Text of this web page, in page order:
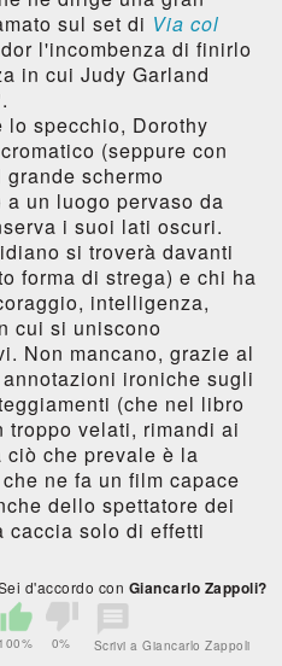
sul set di Via col
l'incombenza di finirlo
in cui Judy Garland
lo specchio, Dorothy
(seppure con
schermo
un luogo pervaso da
i suoi lati oscuri.
si troverà davanti
forma di strega) e chi ha
intelligenza,
cui si uniscono
Non mancano, grazie al
ironiche sugli
(che nel libro
troppo velati, rimandi ai
che prevale è la
ne fa un film capace
dello spettatore dei
caccia solo di effetti
d'accordo con Giancarlo Zappoli?
100% 0% Scrivi a Giancarlo Zappoli